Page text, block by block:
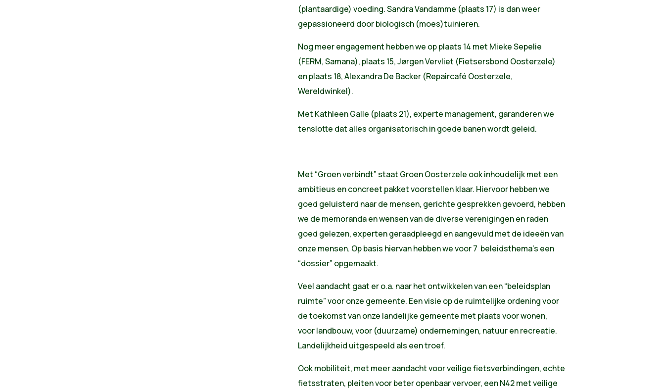
(plantaardige) voeding. Sandra Vandamme (plaats 17) is dan weer
gepassioneerd door biologisch (moes)tuinieren.
Nog meer engagement hebben we op plaats 14 met Mieke Sepelie
(FERM, Samana), plaats 15, Jørgen Vervliet (Fietsersbond Oosterzele)
en plaats 18, Alexandra De Backer (Repaircafé Oosterzele,
Wereldwinkel).
Met Kathleen Galle (plaats 21), experte management, garanderen we
tenslotte dat alles organisatorisch in goede banen wordt geleid.
Met “Groen verbindt” staat Groen Oosterzele ook inhoudelijk met een
ambitieus en concreet pakket voorstellen klaar. Hiervoor hebben we
goed geluisterd naar de mensen, gerichte gesprekken gevoerd, hebben
we de memoranda en wensen van de diverse verenigingen en raden
goed gelezen, experten geraadpleegd en aangevuld met de ideeën van
onze mensen. Op basis hiervan hebben we voor 7 beleidsthema’s een
“dossier” opgemaakt.
Veel aandacht gaat er o.a. naar het ontwikkelen van een “beleidsplan
ruimte” voor onze gemeente. Een visie op de ruimtelijke ordening voor
de toekomst van onze landelijke gemeente met plaats voor wonen,
voor landbouw, voor (duurzame) ondernemingen, natuur en recreatie.
Landelijkheid uitgespeeld als een troef.
Ook mobiliteit, met meer aandacht voor veilige fietsverbindingen, echte
fietsstraten, pleiten voor beter openbaar vervoer, een N42 met veilige